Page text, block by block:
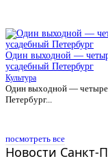
Один выходной —
усадебный Петербург
Культура
Один выходной — четыре
Петербург...
посмотреть все
Новости Санкт-